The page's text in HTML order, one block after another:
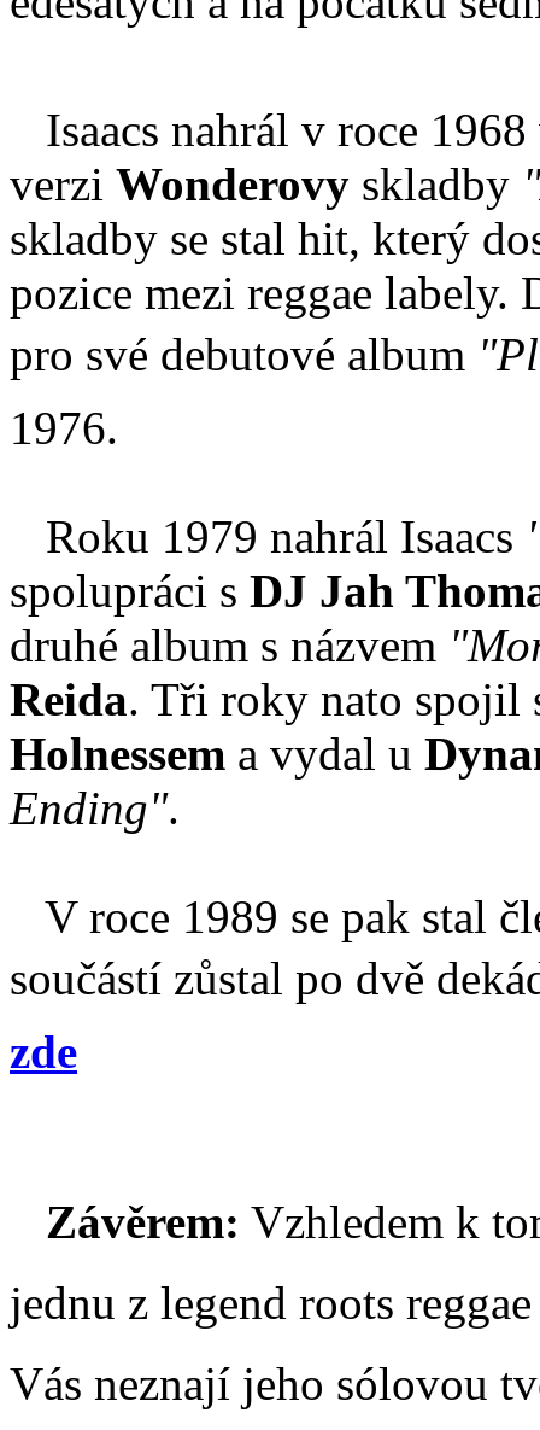
Isaacs nahrál v roce
verzi Wonderovy skladby
skladby se stal hit, který
pozice mezi reggae
pro své debutové album
1976.
Roku 1979 nahrál Isaacs
spolupráci s DJ Jah
druhé album s názvem
Reida. Tři roky nato spojil
Holnessem a vydal u
Ending".
V roce 1989 se pak stal
součástí zůstal po dvě
zde
Závěrem: Vzhledem k
jednu z legend roots
Vás neznají jeho sólovou